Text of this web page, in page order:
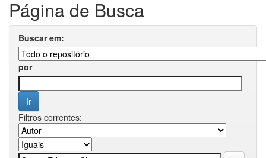
Página de Busca
Buscar em:
por
Filtros correntes: